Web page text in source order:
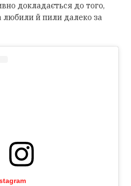
докладається до того,
любили й пили далеко за